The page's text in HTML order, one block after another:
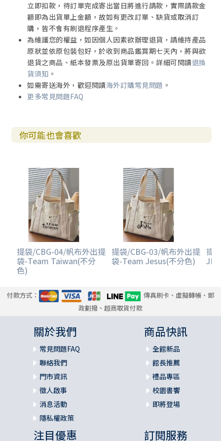
立即扣款，待訂單完成寄出當日將進行請款，實際請款金
額即為出貨單上金額，故如有更改訂單、缺貨或取消訂
購，皆不會有刷退程序產生。
為維護您的權益，如因個人因素欲辦理退貨，請維持產品
原狀並依原包裝包好，於收到商品鑑賞期七天內，將與欲
退貨之商品、紙本發票及原出貨單寄回。詳細可閱讀退換
貨須知 。
如需寄送海外，歡迎閱讀海外訂購常見問題 。
更多常見問題FAQ
你可能也會喜歡
提袋/CBG-04/帆布外出提
袋-Team Taiwan(不分
色)
提袋/CBG-03/帆布外出提
袋-Team Jesus(不分色)
提
付款方式：
傳真刷卡、虛擬轉帳、郵
政劃撥、超商取貨付款
關於我們
常見問題FAQ
聯絡我們
門市資訊
徵人啟事
消息活動
隱私權政策
商品快訊
全館新品
館長推薦
禮品專區
校園書饗
即將登場
注目優惠 訂閱服務